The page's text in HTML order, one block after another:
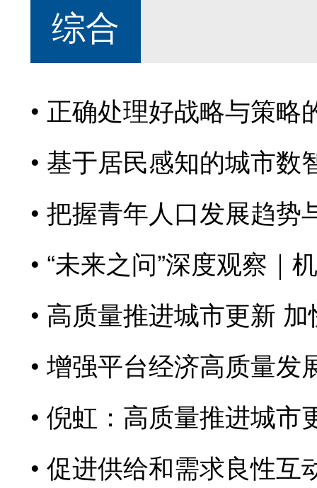
综合
正确处理好战略与策略
基于居民感知的城市数
把握青年人口发展趋势
“未来之问”深度观察｜
高质量推进城市更新
增强平台经济高质量发
倪虹：高质量推进城市
促进供给和需求良性互